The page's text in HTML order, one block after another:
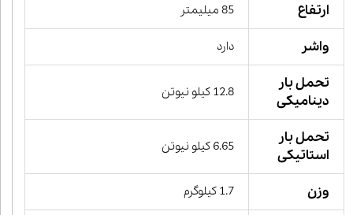
ارتفاع 85 میلیمتر
واشر دارد
تحمل بار
دینامیکی
12.8 کیلو نیوتن
تحمل بار
استاتیکی
6.65 کیلو نیوتن
وزن 1.7 کیلوگرم